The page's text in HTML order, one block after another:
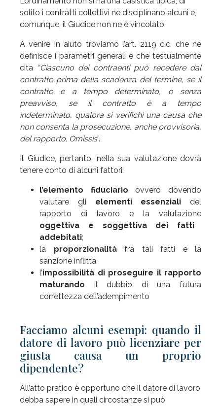
solito i contratti collettivi ne disciplinano alcuni e,
comunque, il Giudice non ne è vincolato.
A venire in aiuto troviamo l’art. 2119 c.c. che ne
definisce i parametri generali e che testualmente
cita “Ciascuno dei contraenti può recedere dal
contratto prima della scadenza del termine, se il
contratto e a tempo determinato, o senza
preavviso, se il contratto è a tempo
indeterminato, qualora si verifichi una causa che
non consenta la prosecuzione, anche provvisoria,
del rapporto. Omissis”.
Il Giudice, pertanto, nella sua valutazione dovrà
tenere conto di alcuni fattori:
l’elemento fiduciario ovvero dovendo
valutare gli elementi essenziali del
rapporto di lavoro e la valutazione
oggettiva e soggettiva dei fatti
addebitati;
la proporzionalitàfra tali fatti e la
sanzione inflitta
l’impossibilità di proseguire il rapporto
maturando il dubbio di una futura
correttezza dell’adempimento
Facciamo alcuni esempi: quando il
datore di lavoro può licenziare per
giusta causa un proprio
dipendente?
All’atto pratico è opportuno che il datore di lavoro
debba sapere in quali circostanze si può